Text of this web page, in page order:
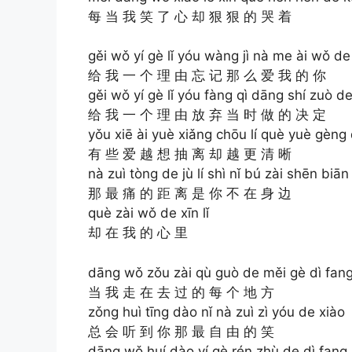
每 当 我 笑 了 心 却 狠 狠 的 哭 着
gěi wǒ yí gè lǐ yóu wàng jì nà me ài wǒ
给 我 一 个 理 由 忘 记 那 么 爱 我 的 你
gěi wǒ yí gè lǐ yóu fàng qì dāng shí zuò
给 我 一 个 理 由 放 弃 当 时 做 的 决 定
yǒu xiē ài yuè xiǎng chōu lí què yuè gèng
有 些 爱 越 想 抽 离 却 越 更 清 晰
nà zuì tòng de jù lí shì nǐ bú zài shēn biān
那 最 痛 的 距 离 是 你 不 在 身 边
què zài wǒ de xīn lǐ
却 在 我 的 心 里
dāng wǒ zǒu zài qù guò de měi gè dì fang
当 我 走 在 去 过 的 每 个 地 方
zǒng huì tīng dào nǐ nà zuì zì yóu de xiào
总 会 听 到 你 那 最 自 由 的 笑